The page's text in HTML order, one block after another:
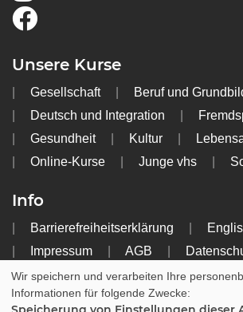
Unsere Kurse
Gesellschaft
Beruf und
Deutsch und Integration
Gesundheit
Kultur
Online-Kurse
Junge vhs
Info
Barrierefreiheitserklärung
Impressum
AGB
Widerrufsbelehrung
Wir speichern und verarbeiten Ihre
Informationen für folgende Zwecke: